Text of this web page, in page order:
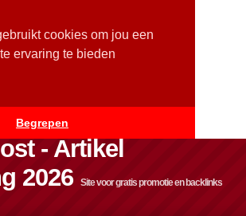
cookies om jou een
ervaring te bieden
Begrepen
- Artikel
2026
Site voor gratis promotie en backlinks